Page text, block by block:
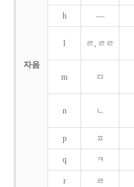
자음
h ―
l ㄹ, ㄹㄹ
m ㅁ
n ㄴ
p ㅍ
q ㅋ
r ㄹ